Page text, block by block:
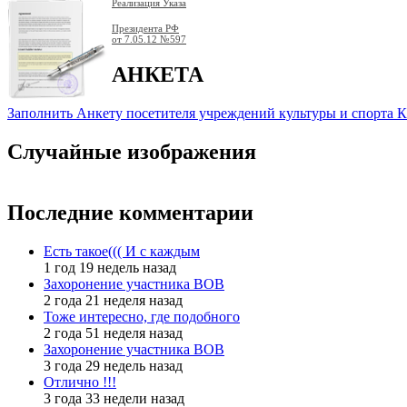
Реализация Указа
Президента РФ
от 7.05.12 №597
АНКЕТА
Заполнить Анкету посетителя учреждений культуры и спорта
Случайные изображения
Последние комментарии
Есть такое((( И с каждым
1 год 19 недель назад
Захоронение участника ВОВ
2 года 21 неделя назад
Тоже интересно, где подобного
2 года 51 неделя назад
Захоронение участника ВОВ
3 года 29 недель назад
Отлично !!!
3 года 33 недели назад